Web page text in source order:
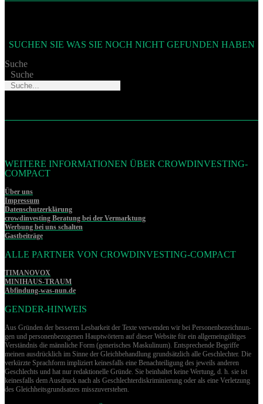
SUCHEN SIE WAS SIE NOCH NICHT GEFUNDEN HABEN
Suche
Suche
WEITERE INFORMATIONEN ÜBER CROWDINVESTING-
COMPACT
Über uns
Impressum
Datenschutzerklärung
crowdinvesting Beratung bei der Vermarktung
Werbung bei uns schalten
Gastbeiträge
ALLE PARTNER VON CROWDINVESTING-COMPACT
TIMANOVOX
MINIHAUS-TRAUM
Abfindung-was-nun.de
GENDER-HINWEIS
Aus Gründen der besseren Lesbarkeit der Texte verwenden wir bei Per­so­nen­be­zeich­nun­
gen und per­so­nen­be­zo­ge­nen Hauptwörtern auf dieser Website für ein allgemeingültiges
Verständnis die männliche Form (generisches Maskulinum). Entsprechende Begriffe
meinen ausdrücklich im Sinne der Gleichbehandlung grund­sätz­lich alle Geschlechter. Die
verkürzte Sprachform impliziert keinesfalls eine Benachteiligung des jeweils anderen
Geschlechts und hat nur redaktionelle Gründe. Sie beinhaltet keine Wertung, d. h. sie ist
keinesfalls dem Ausdruck nach als Geschlechterdiskriminierung oder als eine Verletzung
des Gleich­heits­grund­sat­zes misszuverstehen.